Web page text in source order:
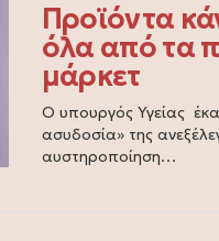
Προϊόντα
όλα από τα
μάρκετ
Ο υπουργός Υγείας
ασυδοσία» της
αυστηροποίηση…